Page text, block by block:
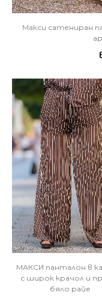
Макси сатениран
МАКСИ панталон в
с широк крачол и
бяло райе